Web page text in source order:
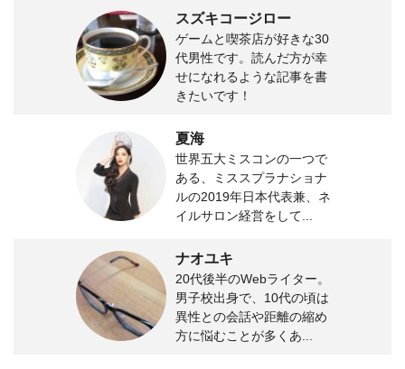
スズキコージロー
ゲームと喫茶店が好きな30
代男性です。読んだ方が幸
せになれるような記事を書
きたいです！
夏海
世界五大ミスコンの一つで
ある、ミススプラナショナ
ルの2019年日本代表兼、ネ
イルサロン経営をして...
ナオユキ
20代後半のWebライター。
男子校出身で、10代の頃は
異性との会話や距離の縮め
方に悩むことが多くあ...